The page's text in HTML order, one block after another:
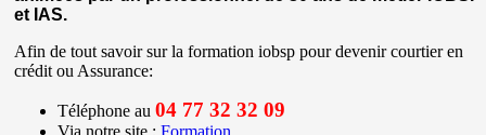
et IAS.
Afin de tout savoir sur la formation iobsp pour devenir courtier en
crédit ou Assurance:
Téléphone au04 77 32 32 09
Via notre site :Formation